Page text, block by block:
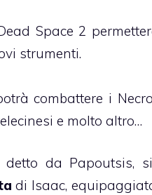
Space 2
strumenti.
combattere i
e molto altro…
detto da
di Isaac,